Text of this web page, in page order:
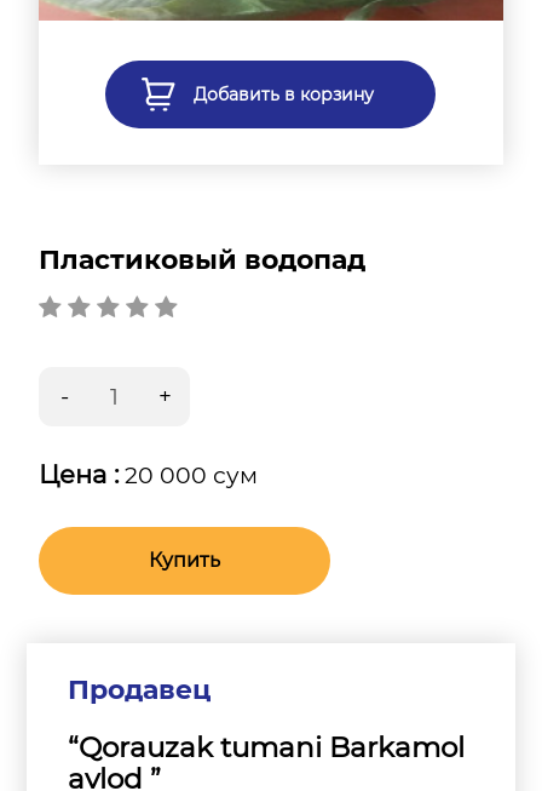
Добавить в корзину
Пластиковый водопад
Цена :20 000 сум
Купить
Продавец
“Qorauzak tumani Barkamol
avlod ”